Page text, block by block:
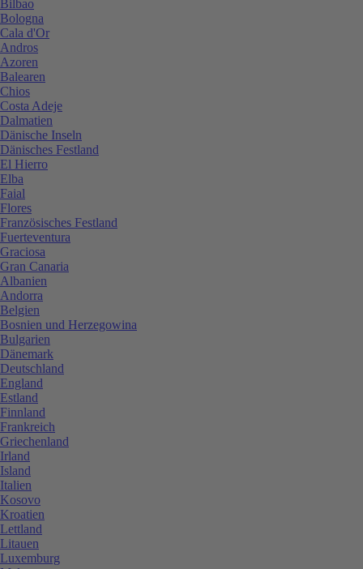
Bilbao
Bologna
Cala d'Or
Andros
Azoren
Balearen
Chios
Costa Adeje
Dalmatien
Dänische Inseln
Dänisches Festland
El Hierro
Elba
Faial
Flores
Französisches Festland
Fuerteventura
Graciosa
Gran Canaria
Albanien
Andorra
Belgien
Bosnien und Herzegowina
Bulgarien
Dänemark
Deutschland
England
Estland
Finnland
Frankreich
Griechenland
Irland
Island
Italien
Kosovo
Kroatien
Lettland
Litauen
Luxemburg